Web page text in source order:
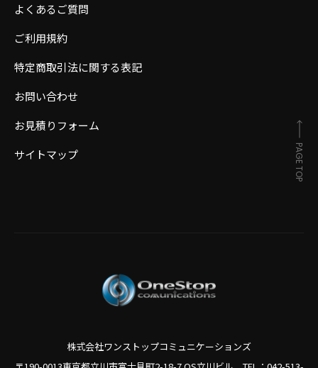
よくあるご質問
ご利用規約
特定商取引法に関する表記
お問い合わせ
お見積りフォーム
サイトマップ
株式会社ワンストップコミュニケーションズ
PAGE TOP